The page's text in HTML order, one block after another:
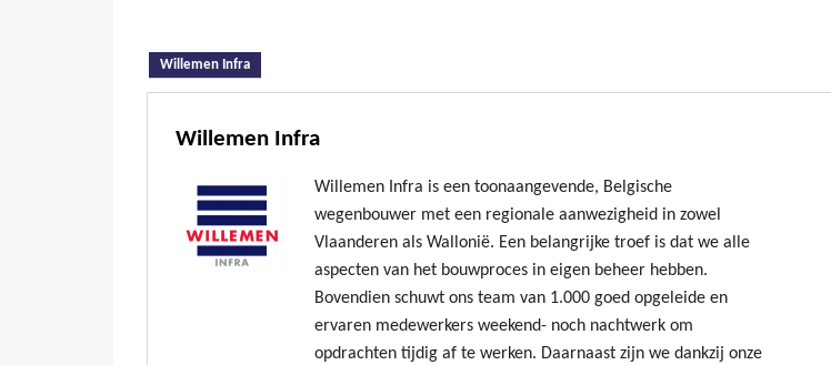
Willemen Infra
Willemen Infra
Willemen Infra is een toonaangevende, Belgische
wegenbouwer met een regionale aanwezigheid in zowel
Vlaanderen als Wallonië. Een belangrijke troef is dat we alle
aspecten van het bouwproces in eigen beheer hebben.
Bovendien schuwt ons team van 1.000 goed opgeleide en
ervaren medewerkers weekend- noch nachtwerk om
opdrachten tijdig af te werken. Daarnaast zijn we dankzij onze